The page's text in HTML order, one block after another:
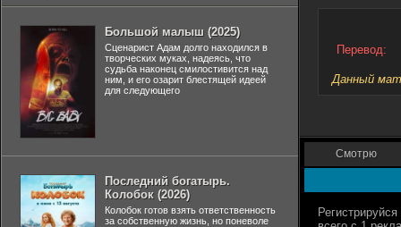
Перевод:
Данный
Смотрю
Большой малыш (2025)
Сценарист Адам долго находился в
творческих муках, надеясь, что
судьба наконец смилостивится над
ним, и его озарит блестящей идеей
для следующего
Последний богатырь.
Колобок (2026)
Колобок готов взять ответственность
за собственную жизнь, но поневоле